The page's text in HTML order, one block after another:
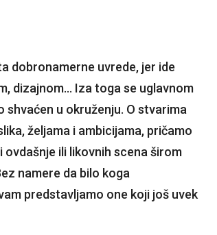
dobronamerne uvrede, jer ide
dizajnom… Iza toga se uglavnom
shvaćen u okruženju. O stvarima
željama i ambicijama, pričamo
ili likovnih scena širom
namere da bilo koga
predstavljamo one koji još uvek